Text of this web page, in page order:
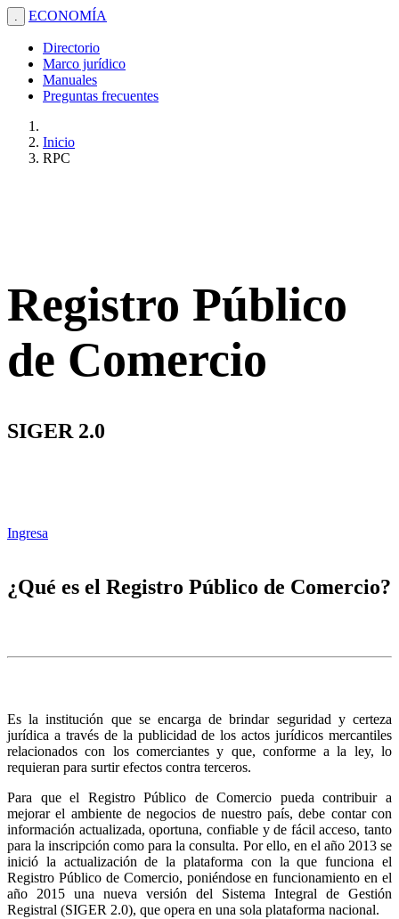
. ECONOMÍA
Directorio
Marco jurídico
Manuales
Preguntas frecuentes
Inicio
RPC
Registro Público
de Comercio
SIGER 2.0
Ingresa
¿Qué es el Registro Público de Comercio?
Es la institución que se encarga de brindar seguridad y certeza
jurídica a través de la publicidad de los actos jurídicos mercantiles
relacionados con los comerciantes y que, conforme a la ley, lo
requieran para surtir efectos contra terceros.
Para que el Registro Público de Comercio pueda contribuir a
mejorar el ambiente de negocios de nuestro país, debe contar con
información actualizada, oportuna, confiable y de fácil acceso, tanto
para la inscripción como para la consulta. Por ello, en el año 2013 se
inició la actualización de la plataforma con la que funciona el
Registro Público de Comercio, poniéndose en funcionamiento en el
año 2015 una nueva versión del Sistema Integral de Gestión
Registral (SIGER 2.0), que opera en una sola plataforma nacional.